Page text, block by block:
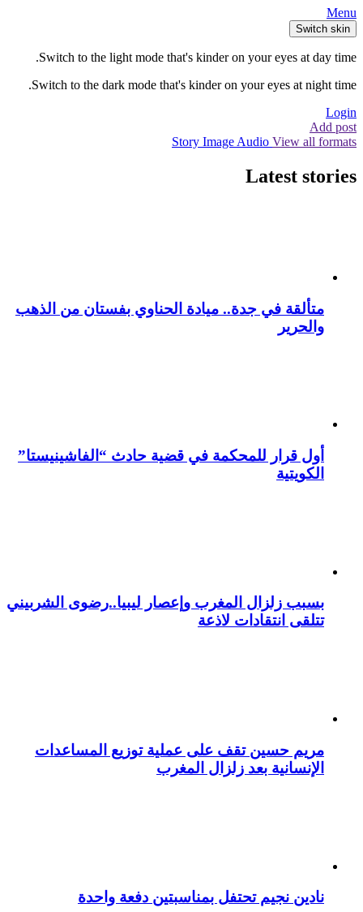
Menu
Switch skin
Switch to the light mode that's kinder on your eyes at day time.
Switch to the dark mode that's kinder on your eyes at night time.
Login
Add post
Story Image Audio View all formats
Latest stories
متألقة في جدة.. ميادة الحناوي بفستان من الذهب
والحرير
أول قرار للمحكمة في قضية حادث “الفاشينيستا”
الكويتية
بسبب زلزال المغرب وإعصار ليبيا..رضوى الشربيني
تتلقى انتقادات لاذعة
مريم حسين تقف على عملية توزيع المساعدات
الإنسانية بعد زلزال المغرب
نادين نجيم تحتفل بمناسبتين دفعة واحدة